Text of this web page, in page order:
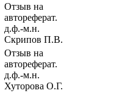
Отзыв на
автореферат.
д.ф.-м.н.
Скрипов П.В.
Отзыв на
автореферат.
д.ф.-м.н.
Хуторова О.Г.